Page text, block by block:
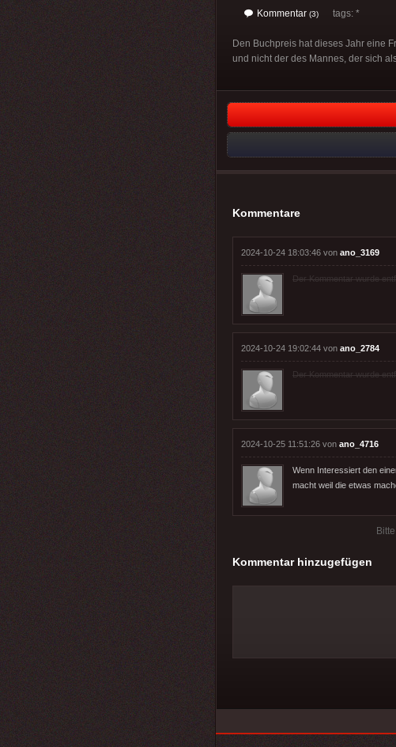
Kommentar (3) tags: *
Den Buchpreis hat dieses Jahr eine
und nicht der des Mannes, der sich
Kommentare
2024-10-24 18:03:46 von ano_3169
Der Kommentar wurde
2024-10-24 19:02:44 von ano_2784
Der Kommentar wurde
2024-10-25 11:51:26 von ano_4716
Wenn Interessiert den
macht weil die etwas
Kommentar hinzugefügen